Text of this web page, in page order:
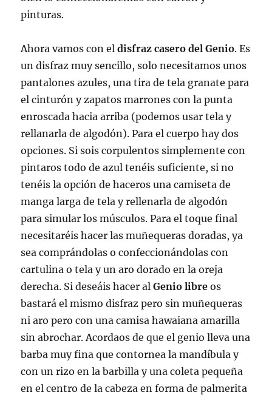
pinturas.
Ahora vamos con eldisfraz casero del Genio. Es
un disfraz muy sencillo, solo necesitamos unos
pantalones azules, una tira de tela granate para
el cinturón y zapatos marrones con la punta
enroscada hacia arriba (podemos usar tela y
rellanarla de algodón). Para el cuerpo hay dos
opciones. Si sois corpulentos simplemente con
pintaros todo de azul tenéis suficiente, si no
tenéis la opción de haceros una camiseta de
manga larga de tela y rellenarla de algodón
para simular los músculos. Para el toque final
necesitaréis hacer las muñequeras doradas, ya
sea comprándolas o confeccionándolas con
cartulina o tela y un aro dorado en la oreja
derecha. Si deseáis hacer alGenio libre os
bastará el mismo disfraz pero sin muñequeras
ni aro pero con una camisa hawaiana amarilla
sin abrochar. Acordaos de que el genio lleva una
barba muy fina que contornea la mandíbula y
con un rizo en la barbilla y una coleta pequeña
en el centro de la cabeza en forma de palmerita